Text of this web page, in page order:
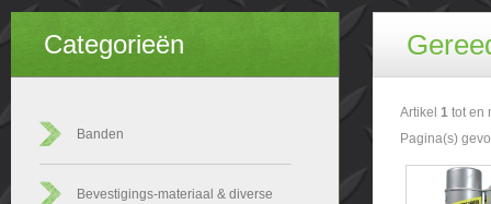
Categorieën
Banden
Bevestigings-materiaal & diverse
Artikel 1 tot en
Pagina(s)